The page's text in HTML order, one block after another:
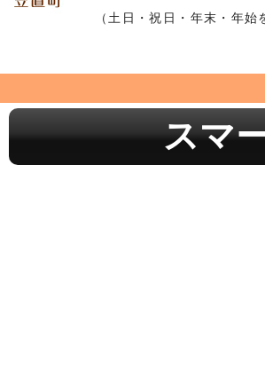
（土日・祝日・年末・年始
スマ